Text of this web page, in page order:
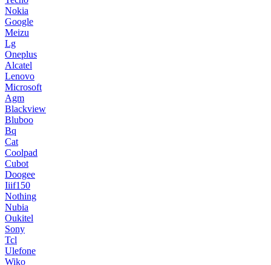
Nokia
Google
Meizu
Lg
Oneplus
Alcatel
Lenovo
Microsoft
Agm
Blackview
Bluboo
Bq
Cat
Coolpad
Cubot
Doogee
Iiif150
Nothing
Nubia
Oukitel
Sony
Tcl
Ulefone
Wiko